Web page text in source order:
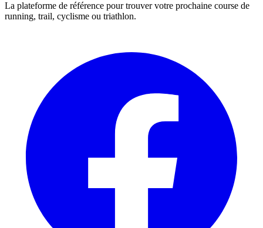
La plateforme de référence pour trouver votre prochaine course de
running, trail, cyclisme ou triathlon.